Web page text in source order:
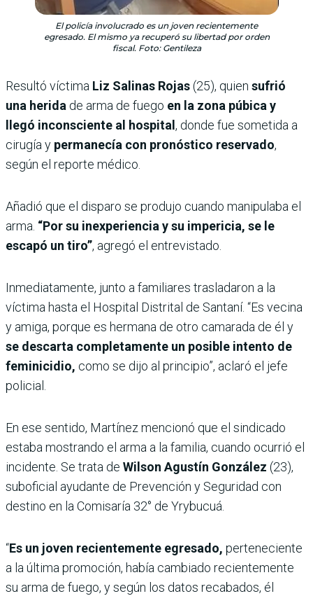
El policía involucrado es un joven recientemente
egresado. El mismo ya recuperó su libertad por orden
fiscal. Foto: Gentileza
Resultó víctima Liz Salinas Rojas(25), quien sufrió
una herida de arma de fuego en la zona púbica y
llegó inconsciente al hospital, donde fue sometida a
cirugía y permanecía con pronóstico reservado,
según el reporte médico.
Añadió que el disparo se produjo cuando manipulaba el
arma. “Por su inexperiencia y su impericia, se le
escapó un tiro”, agregó el entrevistado.
Inmediatamente, junto a familiares trasladaron a la
víctima hasta el Hospital Distrital de Santaní. “Es vecina
y amiga, porque es hermana de otro camarada de él y
se descarta completamente un posible intento de
feminicidio, como se dijo al principio”, aclaró el jefe
policial.
En ese sentido, Martínez mencionó que el sindicado
estaba mostrando el arma a la familia, cuando ocurrió el
incidente. Se trata de Wilson Agustín González (23),
suboficial ayudante de Prevención y Seguridad con
destino en la Comisaría 32° de Yrybucuá.
“Es un joven recientemente egresado, perteneciente
a la última promoción, había cambiado recientemente
su arma de fuego, y según los datos recabados, él